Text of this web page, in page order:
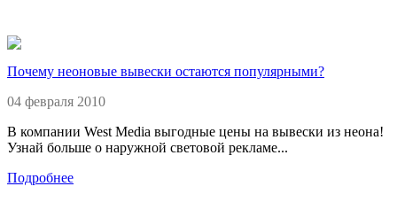
Почему неоновые вывески остаются популярными?
04 февраля 2010
В компании West Media выгодные цены на вывески из неона!
Узнай больше о наружной световой рекламе...
Подробнее